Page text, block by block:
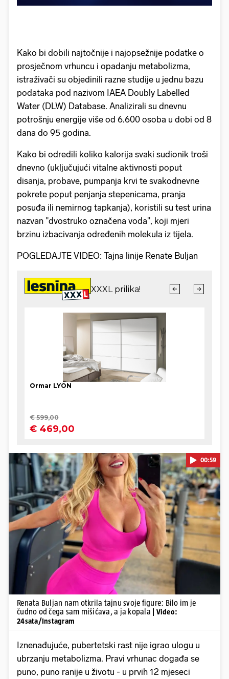
Kako bi dobili najtočnije i najopsežnije podatke o
prosječnom vrhuncu i opadanju metabolizma,
istraživači su objedinili razne studije u jednu bazu
podataka pod nazivom IAEA Doubly Labelled
Water (DLW) Database. Analizirali su dnevnu
potrošnju energije više od 6.600 osoba u dobi od 8
dana do 95 godina.
Kako bi odredili koliko kalorija svaki sudionik troši
dnevno (uključujući vitalne aktivnosti poput
disanja, probave, pumpanja krvi te svakodnevne
pokrete poput penjanja stepenicama, pranja
posuđa ili nemirnog tapkanja), koristili su test urina
nazvan "dvostruko označena voda", koji mjeri
brzinu izbacivanja određenih molekula iz tijela.
POGLEDAJTE VIDEO: Tajna linije Renate Buljan
Pokretanje videa...
00:59
Renata Buljan nam otkrila tajnu svoje figure: Bilo im je
čudno od čega sam mišićava, a ja kopala
| Video:
24sata/Instagram
Iznenađujuće, pubertetski rast nije igrao ulogu u
ubrzanju metabolizma. Pravi vrhunac događa se
puno, puno ranije u životu - u prvih 12 mjeseci